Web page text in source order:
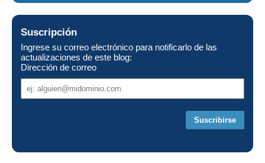
Suscripción
Ingrese su correo electrónico para notificarlo de las
actualizaciones de este blog:
Dirección de correo
de